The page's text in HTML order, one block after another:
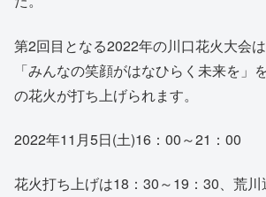
第2回目となる2022年の川口花火大会は
「みんなの笑顔がはなひらく未来を」
の花火が打ち上げられます。
2022年11月5日(土)16：00～21：00
花火打ち上げは18：30～19：30、荒